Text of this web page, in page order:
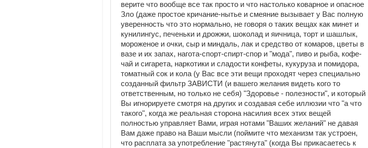
верите что вообще все так просто и что настолько коварное и опасное
Зло (даже простое кричание-нытье и смеяние вызывает у Вас полную
уверенность что это нормально, не говоря о таких вещах как минет и
кунилингус, печеньки и дрожжи, шоколад и яичница, торт и шашлык,
мороженое и очки, сыр и миндаль, лак и средство от комаров, цветы в
вазе и их запах, нагота-спорт-спирт-спор и "мода", пиво и рыба, кофе-
чай и сигарета, наркотики и сладости конфеты, кукуруза и помидора,
томатный сок и кола (у Вас все эти вещи проходят через специально
созданный фильтр ЗАВИСТИ (и вашего желания видеть кого то
ответственным, но только не себя) "Здоровье - полезности", и который
Вы игнорируете смотря на других и создавая себе иллюзии что "а что
такого", когда же реальная сторона насилия всех этих вещей
полностью управляет Вами, играя нотами "Ваших желаний" не давая
Вам даже право на Ваши мысли (поймите что механизм так устроен,
что расплата за употребление "растянута" (когда Вы прикасаетесь к